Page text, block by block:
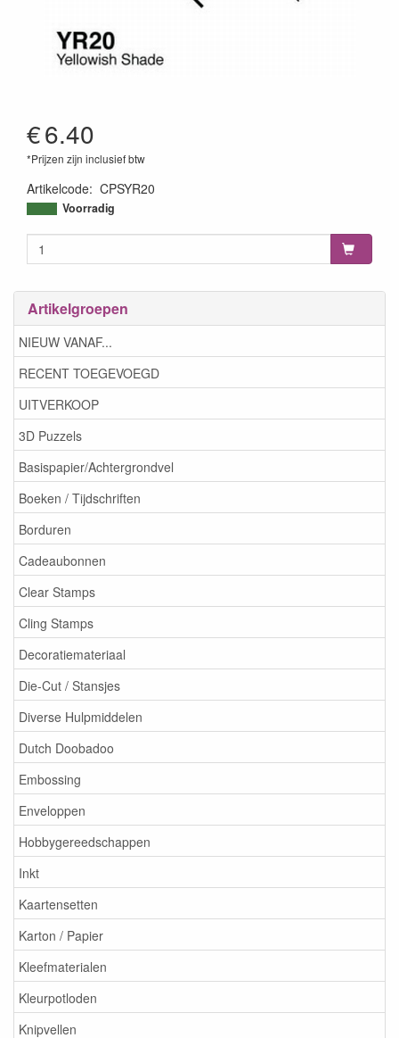
Artikelgroepen
NIEUW VANAF...
RECENT TOEGEVOEGD
UITVERKOOP
3D Puzzels
Basispapier/Achtergrondvel
Boeken / Tijdschriften
Borduren
Cadeaubonnen
Clear Stamps
Cling Stamps
Decoratiemateriaal
Die-Cut / Stansjes
Diverse Hulpmiddelen
Dutch Doobadoo
Embossing
Enveloppen
Hobbygereedschappen
Inkt
Kaartensetten
Karton / Papier
Kleefmaterialen
Kleurpotloden
Knipvellen
€6.40
*Prijzen zijn inclusief btw
Artikelcode: CPSYR20
4511338008393
Voorradig